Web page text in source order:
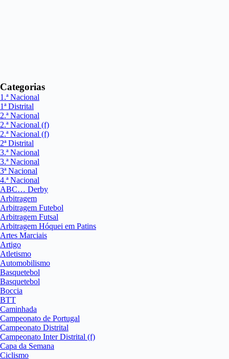
Categorias
1.ª Nacional
1ª Distrital
2.ª Nacional
2.ª Nacional (f)
2.ª Nacional (f)
2ª Distrital
3.ª Nacional
3.ª Nacional
3ª Nacional
4.ª Nacional
ABC… Derby
Arbitragem
Arbitragem Futebol
Arbitragem Futsal
Arbitragem Hóquei em Patins
Artes Marciais
Artigo
Atletismo
Automobilismo
Basquetebol
Basquetebol
Boccia
BTT
Caminhada
Campeonato de Portugal
Campeonato Distrital
Campeonato Inter Distrital (f)
Capa da Semana
Ciclismo